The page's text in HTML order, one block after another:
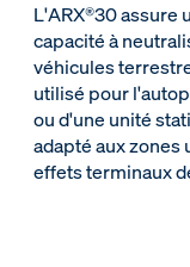
L'ARX®30 assure
capacité à
véhicules
utilisé pour
ou d'une unité
adapté aux zones
effets terminaux